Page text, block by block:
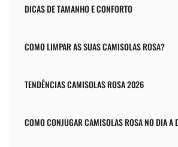
DICAS DE TAMANHO E CONFORTO
COMO LIMPAR AS SUAS CAMISOLAS ROSA?
TENDÊNCIAS CAMISOLAS ROSA 2026
COMO CONJUGAR CAMISOLAS ROSA NO DIA A